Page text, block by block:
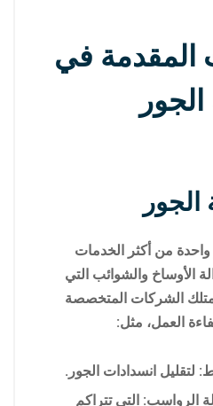
المقدمة في
واحدة من أكثر الخدمات
الأوساخ والشوائب التي
الشركات المتخصصة
العمل، مثل:
لتقليل انسدادات الجور.
الرواسب: التي تتراكم